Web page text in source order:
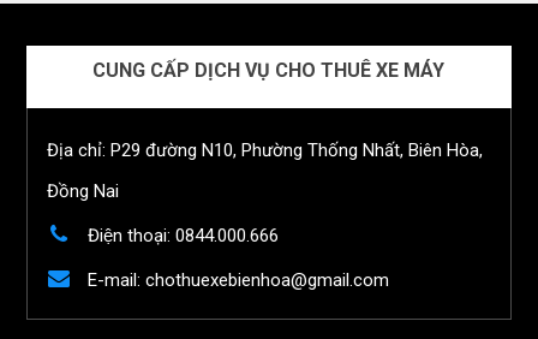
CUNG CẤP DỊCH VỤ CHO THUÊ XE MÁY
Địa chỉ: P29 đường N10, Phường Thống Nhất, Biên Hòa,
Đồng Nai
Điện thoại: 0844.000.666
E-mail: chothuexebienhoa@gmail.com